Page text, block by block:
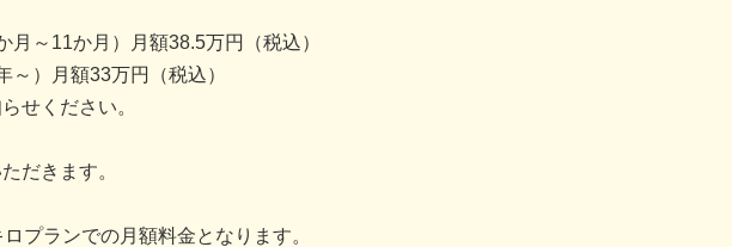
～11か月）月額38.5万円（税込）
）月額33万円（税込）
せください。
だきます。
プランでの月額料金となります。